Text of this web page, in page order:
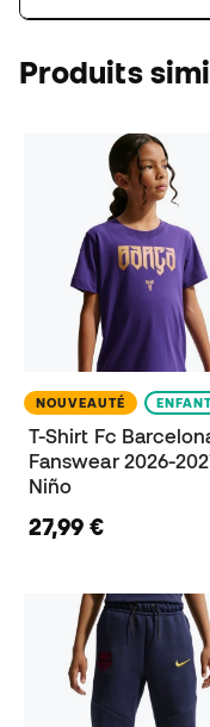
Produits
NOUVEAUTÉ
T-Shirt Fc
Fanswear 2026-
Niño
27,99 €